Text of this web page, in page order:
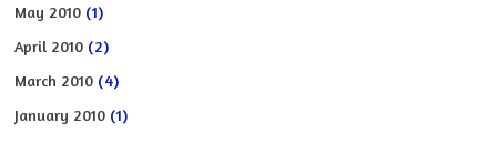
May 2010 (1)
April 2010 (2)
March 2010 (4)
January 2010 (1)